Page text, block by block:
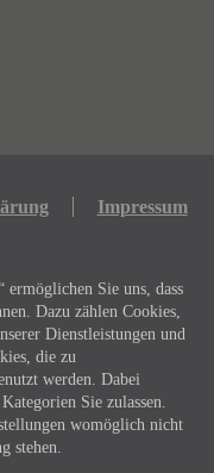
Impressum
Sie uns, dass
Dazu zählen Cookies,
Dienstleistungen und
die zu
werden. Dabei
Sie zulassen.
womöglich nicht
stehen.